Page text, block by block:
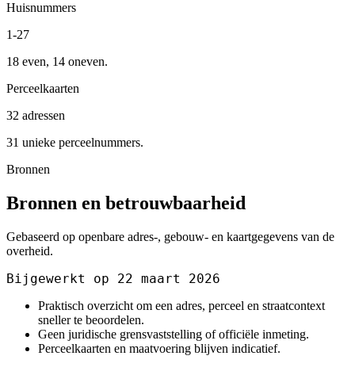
Huisnummers
1-27
18 even, 14 oneven.
Perceelkaarten
32 adressen
31 unieke perceelnummers.
Bronnen
Bronnen en betrouwbaarheid
Gebaseerd op openbare adres-, gebouw- en kaartgegevens van de
overheid.
Bijgewerkt op 22 maart 2026
Praktisch overzicht om een adres, perceel en straatcontext
sneller te beoordelen.
Geen juridische grensvaststelling of officiële inmeting.
Perceelkaarten en maatvoering blijven indicatief.